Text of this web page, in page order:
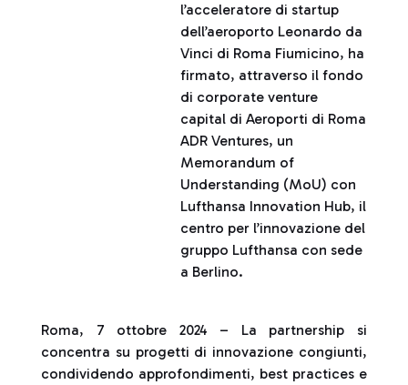
l’acceleratore di startup
dell’aeroporto Leonardo da
Vinci di Roma Fiumicino, ha
firmato, attraverso il fondo
di corporate venture
capital di Aeroporti di Roma
ADR Ventures, un
Memorandum of
Understanding (MoU) con
Lufthansa Innovation Hub, il
centro per l’innovazione del
gruppo Lufthansa con sede
a Berlino.
Roma, 7 ottobre 2024 – La partnership si
concentra su progetti di innovazione congiunti,
condividendo approfondimenti, best practices e